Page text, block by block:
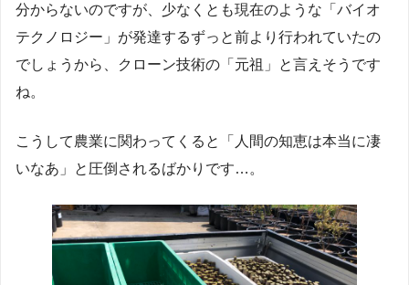
分からないのですが、少なくとも現在のような「バイオ
テクノロジー」が発達するずっと前より行われていたの
でしょうから、クローン技術の「元祖」と言えそうです
ね。
こうして農業に関わってくると「人間の知恵は本当に凄
いなあ」と圧倒されるばかりです…。